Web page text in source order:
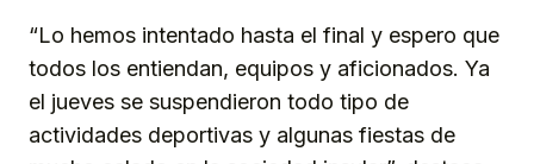
“Lo hemos intentado hasta el final y espero que
todos los entiendan, equipos y aficionados. Ya
el jueves se suspendieron todo tipo de
actividades deportivas y algunas fiestas de